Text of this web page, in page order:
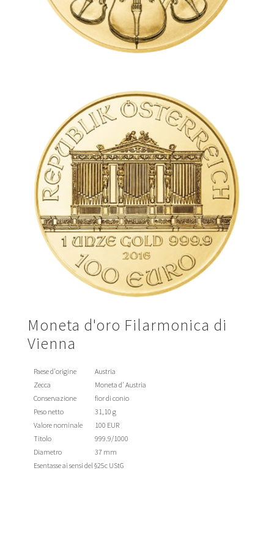
Moneta d'oro Filarmonica di
Vienna
Paese d'origine
Austria
Zecca
Moneta d' Austria
Conservazione
fior di conio
Peso netto
31,10 g
Valore nominale
100 EUR
Titolo
999.9/1000
Diametro
37 mm
Esentasse ai sensi del §25c UStG